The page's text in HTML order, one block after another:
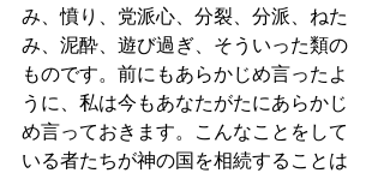
み、憤り、党派心、分裂、分派、ねた
み、泥酔、遊び過ぎ、そういった類の
ものです。前にもあらかじめ言ったよ
うに、私は今もあなたがたにあらかじ
め言っておきます。こんなことをして
いる者たちが神の国を相続することは